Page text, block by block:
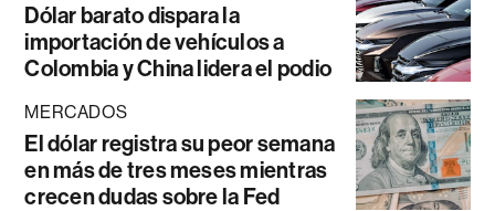
Dólar barato dispara la
importación de vehículos a
Colombia y China lidera el podio
MERCADOS
El dólar registra su peor semana
en más de tres meses mientras
crecen dudas sobre la Fed